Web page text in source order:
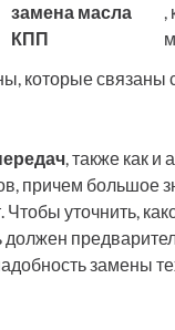
замена масла
КПП
,
которые связаны
, также как и
причем большое
уточнить,
должен
замены